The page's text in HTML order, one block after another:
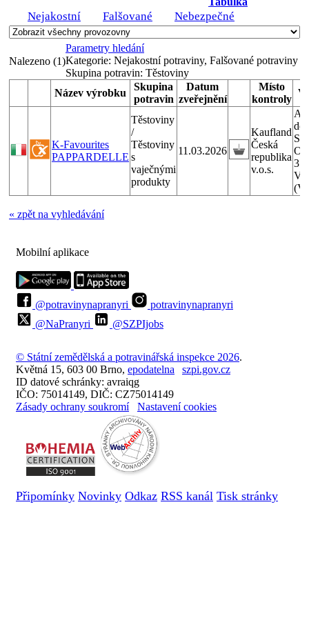
Nejakostní Falšované Nebezpečné
Nalezeno (1)
Parametry hledání
Kategorie: Nejakostní potraviny, Falšované potraviny
Skupina potravin: Těstoviny
Název výrobku
Skupina
potravin
Datum
zveřejnění
Místo
kontroly
K-Favourites
PAPPARDELLE
Těstoviny
/
Těstoviny
s
vaječnými
produkty
11.03.2026
Kaufland
Česká
republika
v.o.s.
de
« zpět na vyhledávání
Mobilní aplikace
@potravinynapranyri
potravinynapranyri
@NaPranyri
@SZPIjobs
© Státní zemědělská a potravinářská inspekce 2026.
Květná 15, 603 00 Brno, epodatelna
szpi.gov.cz
ID datové schránky: avraiqg
IČO: 75014149, DIČ: CZ75014149
Zásady ochrany soukromí
Nastavení cookies
Připomínky Novinky Odkaz RSS kanál Tisk stránky